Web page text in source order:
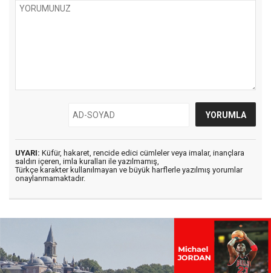
UYARI: Küfür, hakaret, rencide edici cümleler veya imalar, inançlara
saldırı içeren, imla kuralları ile yazılmamış,
Türkçe karakter kullanılmayan ve büyük harflerle yazılmış yorumlar
onaylanmamaktadır.